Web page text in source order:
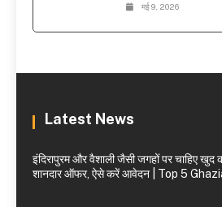
मई 9, 2026
Latest News
इंदिरापुरम और वैशाली जैसी जगहों पर चाहिए खुद
शानदार ऑफर, ऐसे करें आवेदन | Top 5